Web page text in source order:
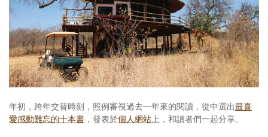
餐桌週記
享樂隨手拍
照相簿
影音區
創意出版服務
年初，跨年交替時刻，照例審視過去一年來的閱讀，從中選出最喜
愛感動難忘的十本書 ，發表於個人網站上，和讀者們一起分享。